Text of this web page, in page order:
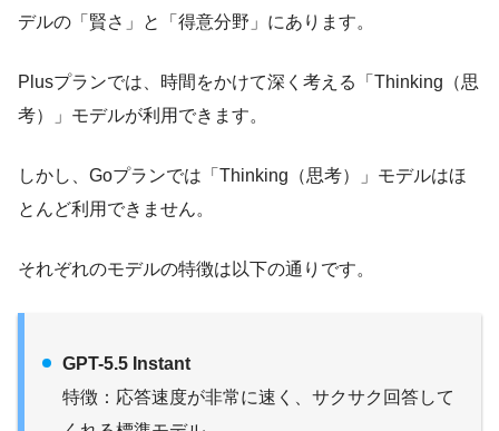
デルの「賢さ」と「得意分野」にあります。
Plusプランでは、時間をかけて深く考える「Thinking（思
考）」モデルが利用できます。
しかし、Goプランでは「Thinking（思考）」モデルはほ
とんど利用できません。
それぞれのモデルの特徴は以下の通りです。
GPT-5.5 Instant
特徴：応答速度が非常に速く、サクサク回答して